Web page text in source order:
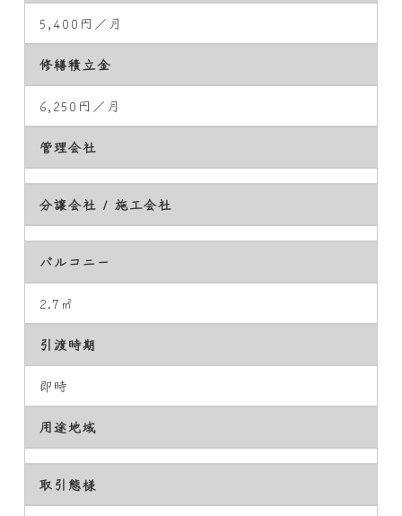
5,400円／月
修繕積立金
6,250円／月
管理会社
分譲会社 / 施工会社
バルコニー
2.7㎡
引渡時期
即時
用途地域
取引態様